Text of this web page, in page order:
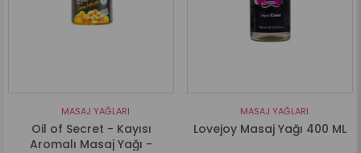
MASAJ YAĞLARI
Oil of Secret - Kayısı
Aromalı Masaj Yağı -
MASAJ YAĞLARI
Lovejoy Masaj Yağı 400 ML